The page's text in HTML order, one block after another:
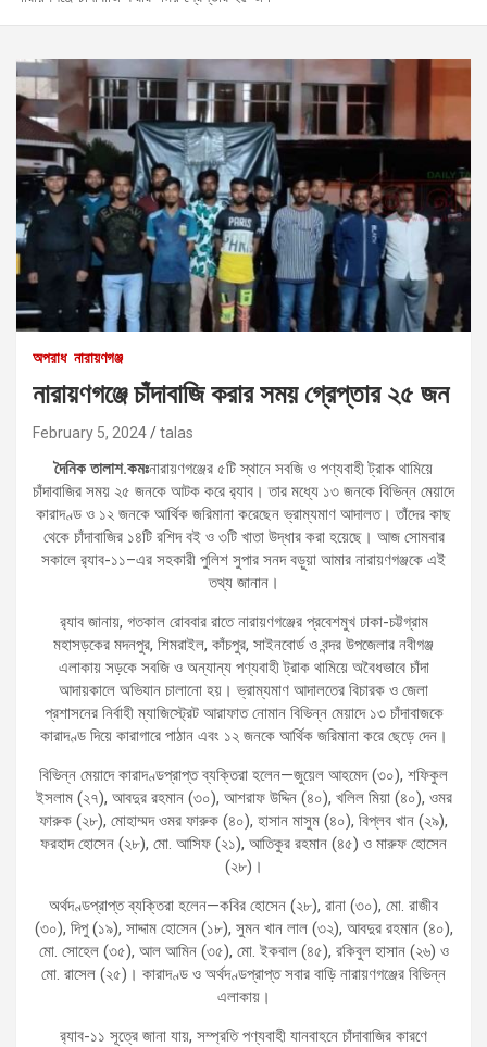
অপরাধ নারায়ণগঞ্জ
নারায়ণগঞ্জে চাঁদাবাজি করার সময় গ্রেপ্তার ২৫ জন
February 5, 2024 talas
দৈনিক তালাশ.কমঃনারায়ণগঞ্জের ৫টি স্থানে সবজি ও পণ্যবাহী ট্রাক থামিয়ে
চাঁদাবাজির সময় ২৫ জনকে আটক করে র‍্যাব। তার মধ্যে ১৩ জনকে বিভিন্ন মেয়াদে
কারাদণ্ড ও ১২ জনকে আর্থিক জরিমানা করেছেন ভ্রাম্যমাণ আদালত। তাঁদের কাছ
থেকে চাঁদাবাজির ১৪টি রশিদ বই ও ৩টি খাতা উদ্ধার করা হয়েছে। আজ সোমবার
সকালে র‌্যাব-১১–এর সহকারী পুলিশ সুপার সনদ বড়ুয়া আমার নারায়ণগঞ্জকে এই
তথ্য জানান।
র‍্যাব জানায়, গতকাল রোববার রাতে নারায়ণগঞ্জের প্রবেশমুখ ঢাকা-চট্টগ্রাম
মহাসড়কের মদনপুর, শিমরাইল, কাঁচপুর, সাইনবোর্ড ও বন্দর উপজেলার নবীগঞ্জ
এলাকায় সড়কে সবজি ও অন্যান্য পণ্যবাহী ট্রাক থামিয়ে অবৈধভাবে চাঁদা
আদায়কালে অভিযান চালানো হয়। ভ্রাম্যমাণ আদালতের বিচারক ও জেলা
প্রশাসনের নির্বাহী ম্যাজিস্ট্রেট আরাফাত নোমান বিভিন্ন মেয়াদে ১৩ চাঁদাবাজকে
কারাদণ্ড দিয়ে কারাগারে পাঠান এবং ১২ জনকে আর্থিক জরিমানা করে ছেড়ে দেন।
বিভিন্ন মেয়াদে কারাদণ্ডপ্রাপ্ত ব্যক্তিরা হলেন—জুয়েল আহমেদ (৩০), শফিকুল
ইসলাম (২৭), আবদুর রহমান (৩০), আশরাফ উদ্দিন (৪০), খলিল মিয়া (৪০), ওমর
ফারুক (২৮), মোহাম্মদ ওমর ফারুক (৪০), হাসান মাসুম (৪০), বিপ্লব খান (২৯),
ফরহাদ হোসেন (২৮), মো. আসিফ (২১), আতিকুর রহমান (৪৫) ও মারুফ হোসেন
(২৮)।
অর্থদণ্ডপ্রাপ্ত ব্যক্তিরা হলেন—কবির হোসেন (২৮), রানা (৩০), মো. রাজীব
(৩০), দিপু (১৯), সাদ্দাম হোসেন (১৮), সুমন খান লাল (৩২), আবদুর রহমান (৪০),
মো. সোহেল (৩৫), আল আমিন (৩৫), মো. ইকবাল (৪৫), রকিবুল হাসান (২৬) ও
মো. রাসেল (২৫)। কারাদণ্ড ও অর্থদণ্ডপ্রাপ্ত সবার বাড়ি নারায়ণগঞ্জের বিভিন্ন
এলাকায়।
র‌্যাব-১১ সূত্রে জানা যায়, সম্প্রতি পণ্যবাহী যানবাহনে চাঁদাবাজির কারণে